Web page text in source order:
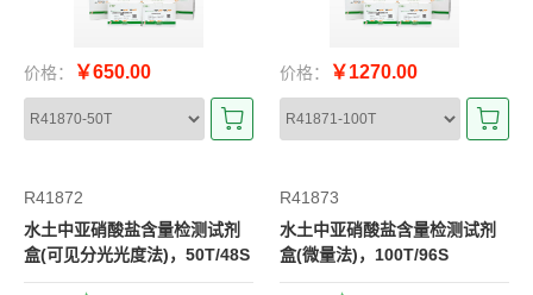
价格： ￥650.00 价格： ￥1270.00
R41872
水土中亚硝酸盐含量检测试剂
盒(可见分光光度法)，50T/48S
R41873
水土中亚硝酸盐含量检测试剂
盒(微量法)，100T/96S